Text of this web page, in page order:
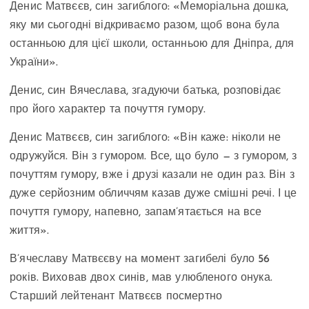
Денис Матвєєв, син загиблого: «Меморіальна дошка,
яку ми сьогодні відкриваємо разом, щоб вона була
останньою для цієї школи, останньою для Дніпра, для
України».
Денис, син Вячеслава, згадуючи батька, розповідає
про його характер та почуття гумору.
Денис Матвєєв, син загиблого: «Він каже: ніколи не
одружуйся. Він з гумором. Все, що було — з гумором, з
почуттям гумору, вже і друзі казали не один раз. Він з
дуже серйозним обличчям казав дуже смішні речі. І це
почуття гумору, напевно, запам’ятається на все
життя».
В’ячеславу Матвєєву на момент загибелі було 56
років. Виховав двох синів, мав улюбленого онука.
Старший лейтенант Матвєєв посмертно